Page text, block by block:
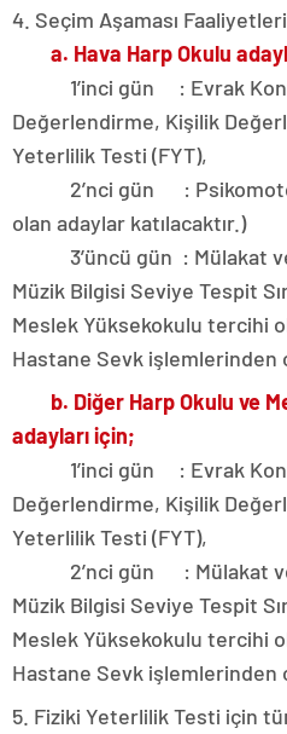
4. Seçim Aşaması
a. Hava Harp Okulu
1’inci gün : Evrak
Değerlendirme, Kişilik
Yeterlilik Testi (FYT),
2’nci gün : Psikomotor
olan adaylar katılacaktır.)
3’üncü gün : Mülakat ve
Müzik Bilgisi Seviye Tespit
Meslek Yüksekokulu tercihi
Hastane Sevk işlemlerinden
b. Diğer Harp Okulu ve
adayları için;
1’inci gün : Evrak
Değerlendirme, Kişilik
Yeterlilik Testi (FYT),
2’nci gün : Mülakat ve
Müzik Bilgisi Seviye Tespit
Meslek Yüksekokulu tercihi
Hastane Sevk işlemlerinden
5. Fiziki Yeterlilik Testi için